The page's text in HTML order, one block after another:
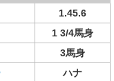
1.45.6
1 3/4馬身
3馬身
ハナ